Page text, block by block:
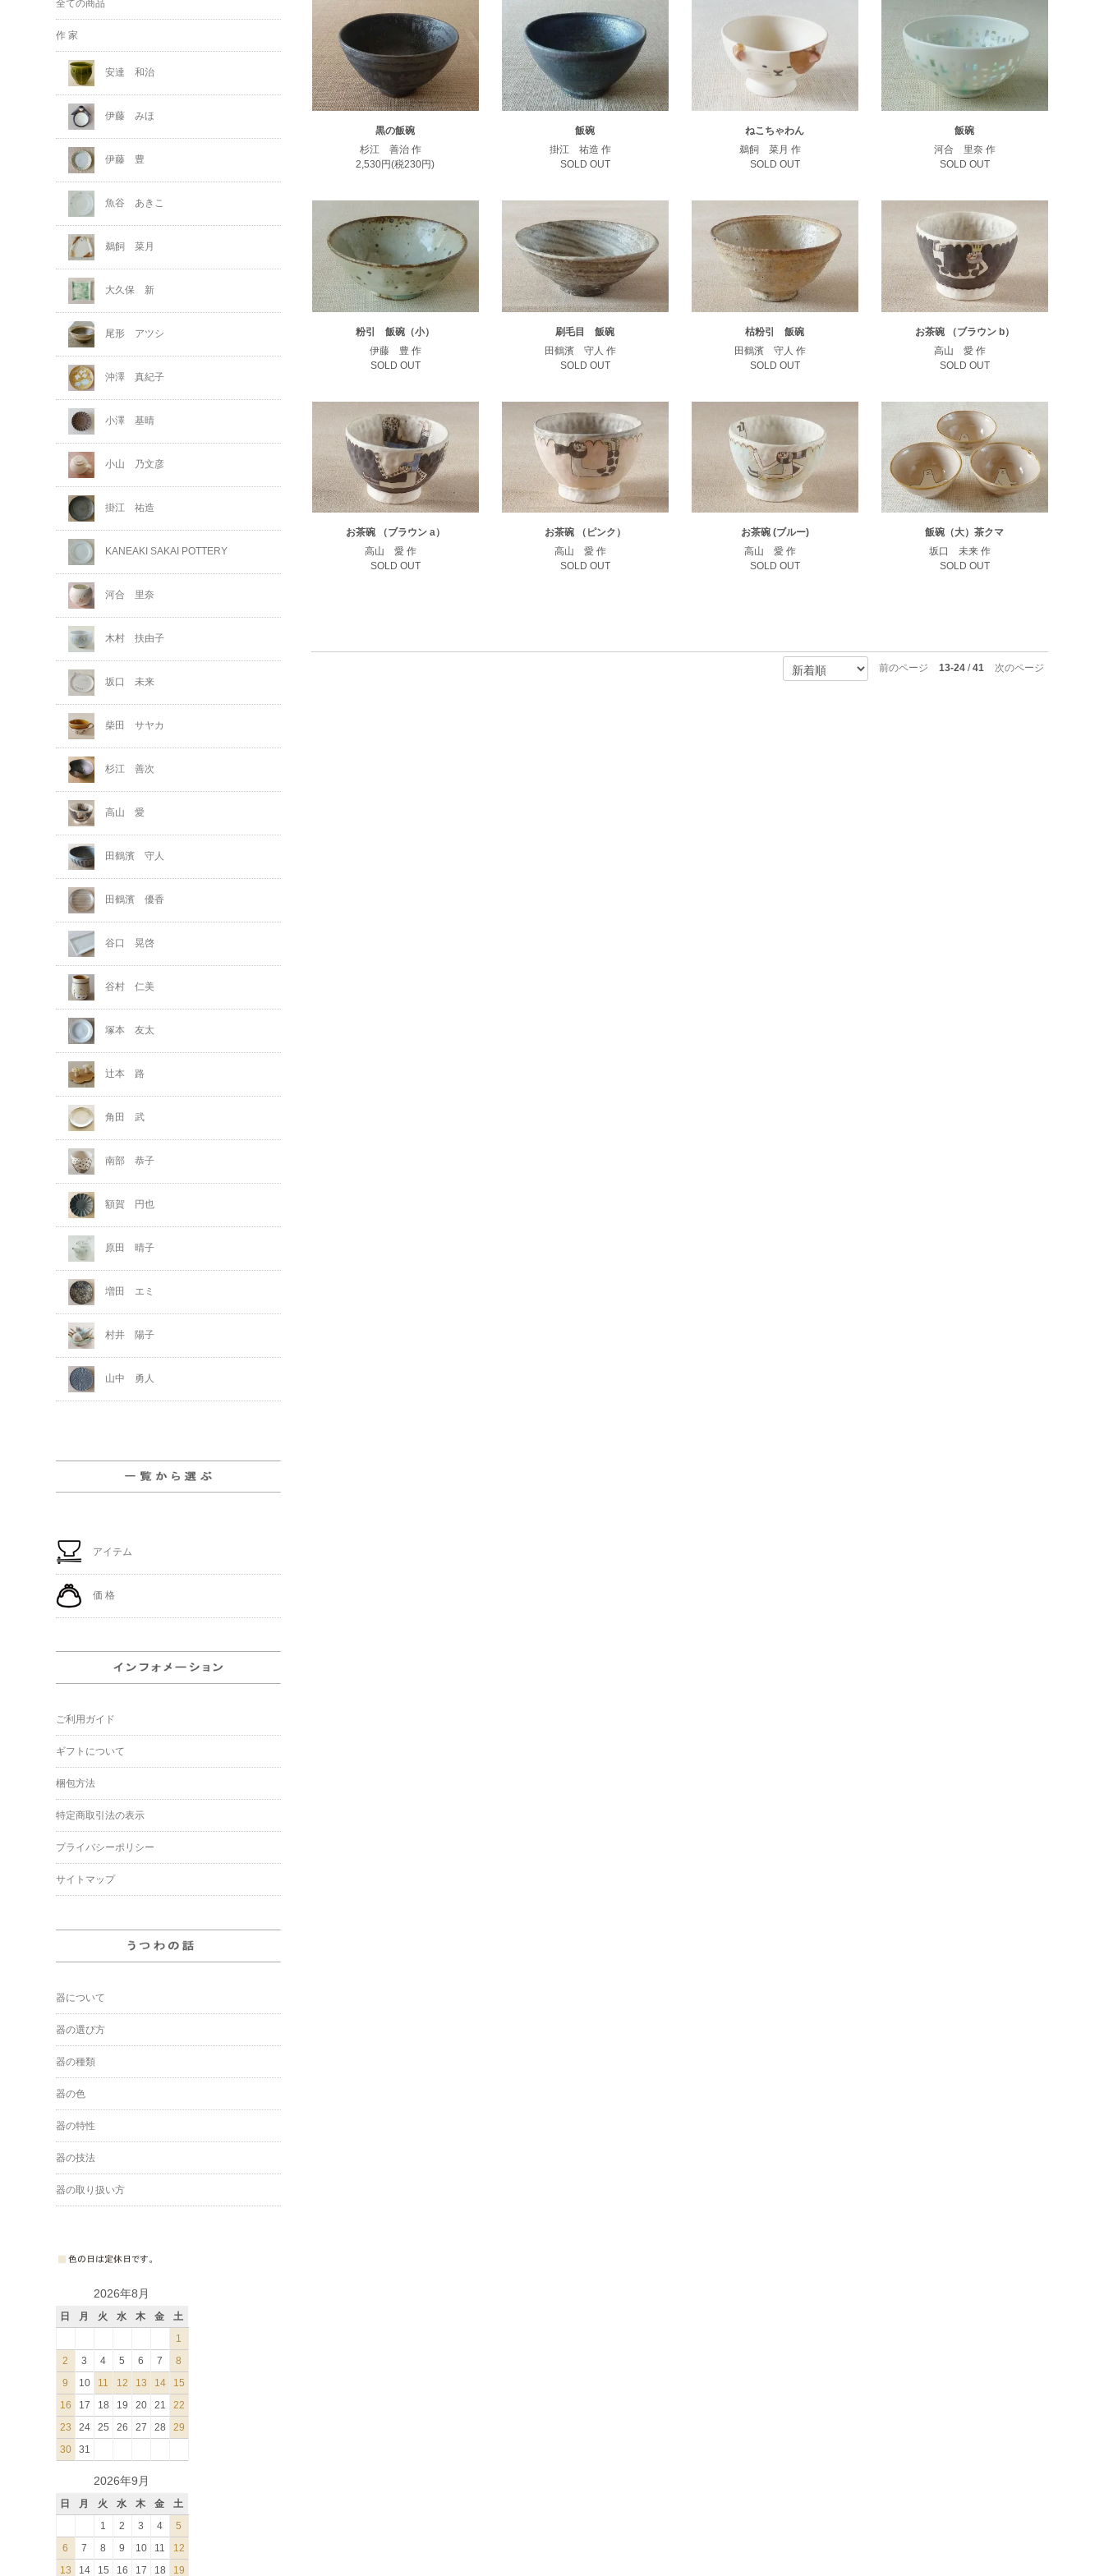
黒の飯碗
杉江 善治 作
2,530円(税230円)
飯碗
掛江 祐造 作
SOLD OUT
ねこちゃわん
鵜飼 菜月 作
SOLD OUT
飯碗
河合 里奈 作
SOLD OUT
粉引 飯碗（小）
伊藤 豊 作
SOLD OUT
刷毛目 飯碗
田鶴濱 守人 作
SOLD OUT
枯粉引 飯碗
田鶴濱 守人 作
SOLD OUT
お茶碗 （ブラウン b）
高山 愛 作
SOLD OUT
お茶碗 （ブラウン a）
高山 愛 作
SOLD OUT
お茶碗 （ピンク）
高山 愛 作
SOLD OUT
お茶碗 (ブルー)
高山 愛 作
SOLD OUT
飯碗（大）茶クマ
坂口 未来 作
SOLD OUT
前のページ 13-24/41 次のページ
全ての商品
作 家
安達 和治
伊藤 みほ
伊藤 豊
魚谷 あきこ
鵜飼 菜月
大久保 新
尾形 アツシ
沖澤 真紀子
小澤 基晴
小山 乃文彦
掛江 祐造
KANEAKI SAKAI POTTERY
河合 里奈
木村 扶由子
坂口 未来
柴田 サヤカ
杉江 善次
高山 愛
田鶴濱 守人
田鶴濱 優香
谷口 晃啓
谷村 仁美
塚本 友太
辻本 路
角田 武
南部 恭子
額賀 円也
原田 晴子
増田 エミ
村井 陽子
山中 勇人
アイテム
価 格
ご利用ガイド
ギフトについて
梱包方法
特定商取引法の表示
プライバシーポリシー
サイトマップ
器について
器の選び方
器の種類
器の色
器の特性
器の技法
器の取り扱い方
2026年8月
日 月 火 水 木 金
土
1
2
3 4 5 6 7
8
9
10 11 12 13 14
15
16
17 18 19 20 21
22
23
24 25 26 27 28
29
30
31
2026年9月
日 月 火 水 木 金
土
1
2 3 4
5
6
7 8 9 10 11
12
13
14 15 16 17 18 19